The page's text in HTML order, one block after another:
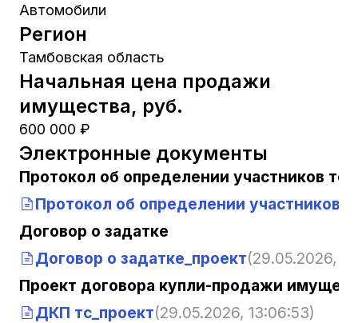
Автомобили
Регион
Тамбовская область
Начальная цена продажи
имущества, руб.
600 000 ₽
Электронные документы
Протокол об определении участников
Протокол об определении участников
Договор о задатке
Договор о задатке_проект(29.05.2026,
Проект договора купли-продажи
ДКП тс_проект(29.05.2026, 13:06:53)